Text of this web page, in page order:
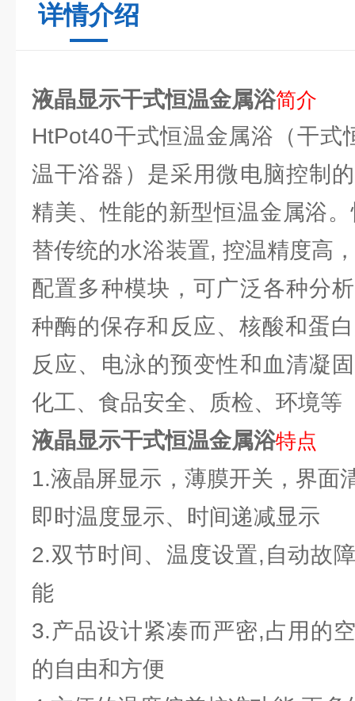
详情介绍
液晶显示干式恒温金属浴简介
HtPot40干式恒温金属浴（干式
温干浴器）是采用微电脑控制
精美、性能的新型恒温金属浴
替传统的水浴装置, 控温精度高
配置多种模块，可广泛各种分
种酶的保存和反应、核酸和蛋
反应、电泳的预变性和血清凝
化工、食品安全、质检、环境等
液晶显示干式恒温金属浴特点
1.液晶屏显示，薄膜开关，界面
即时温度显示、时间递减显示
2.双节时间、温度设置,自动故
能
3.产品设计紧凑而严密,占用的
的自由和方便